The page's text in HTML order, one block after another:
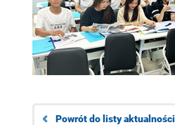
Powrót do listy aktualności